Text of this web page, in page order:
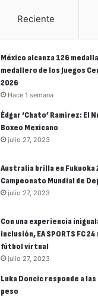
Reciente
México alcanza 126
medallero de los Juegos
2026
Hace 1 semana
Édgar ‘Chato’ Ramírez: El
Boxeo Mexicano
julio 27, 2023
Australia brilla en Fukuoka
Campeonato Mundial de
julio 27, 2023
Con una experiencia
inclusión, EA SPORTS FC
fútbol virtual
julio 27, 2023
Luka Doncic responde a
peso